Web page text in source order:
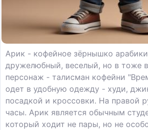
Арик - кофейное зёрнышко
дружелюбный, веселый, но в тоже
персонаж - талисман кофейни
одет в удобную одежду - худи,
посадкой и кроссовки. На правой
часы. Арик является обычным
который ходит не пары, но не